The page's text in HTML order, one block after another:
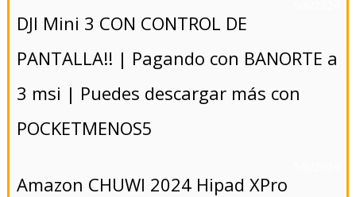
DJI Mini 3 CON CONTROL DE
PANTALLA!! | Pagando con BANORTE a
3 msi | Puedes descargar más con
POCKETMENOS5
Amazon CHUWI 2024 Hipad XPro